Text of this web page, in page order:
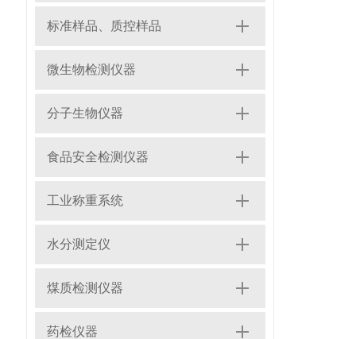
标准样品、质控样品
微生物检测仪器
分子生物仪器
食品安全检测仪器
工业称重系统
水分测定仪
煤质检测仪器
药检仪器